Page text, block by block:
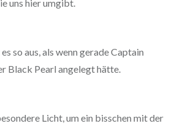
uns hier umgibt.
so aus, als wenn gerade Captain
Black Pearl angelegt hätte.
Licht, um ein bisschen mit der